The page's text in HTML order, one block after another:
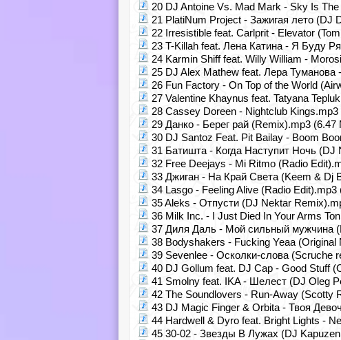
20 DJ Antoine Vs. Mad Mark - Sky Is
21 PlatiNum Project - Зажигая лето (DJ
22 Irresistible feat. Carlprit - Elevator
23 T-Killah feat. Лена Катина - Я Буду
24 Karmin Shiff feat. Willy William -
25 DJ Alex Mathew feat. Лера Туманова
26 Fun Factory - On Top of the World
27 Valentine Khaynus feat. Tatyana
28 Cassey Doreen - Nightclub Kings.mp3
29 Данко - Берег рай (Remix).mp3 (6.47
30 DJ Santoz Feat. Pit Bailay - Boom
31 Батишта - Когда Наступит Ночь (DJ
32 Free Deejays - Mi Ritmo (Radio
33 Джиган - На Край Света (Keem & Dj
34 Lasgo - Feeling Alive (Radio Edit).mp3
35 Aleks - Отпусти (DJ Nektar
36 Milk Inc. - I Just Died In Your Arms
37 Диля Даль - Мой сильный мужчина
38 Bodyshakers - Fucking Yeaa (Original
39 Sevenlee - Осколки-слова (Scruche
40 DJ Gollum feat. DJ Cap - Good Stuff
41 Smolny feat. IKA - Шелест (DJ Oleg
42 The Soundlovers - Run-Away (Scotty
43 DJ Magic Finger & Orbita - Твоя
44 Hardwell & Dyro feat. Bright Lights -
45 30-02 - Звезды В Лужах (DJ